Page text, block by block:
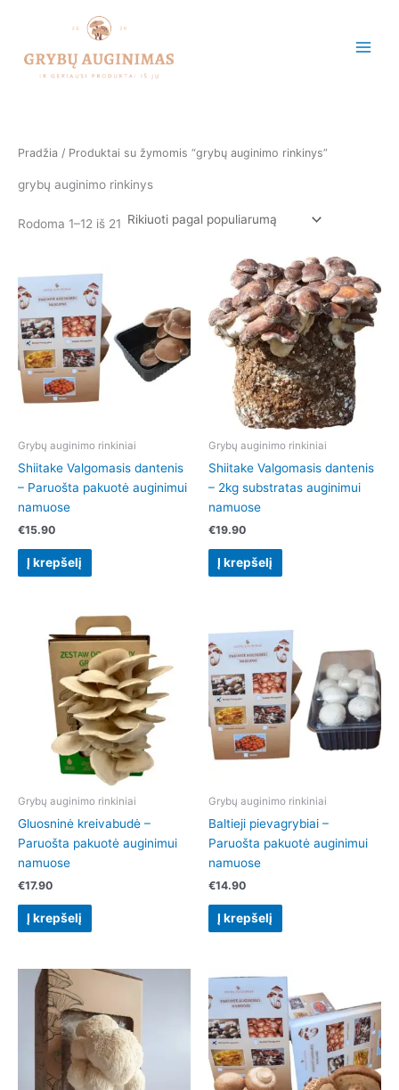
Pradžia / Produktai su žymomis “grybų auginimo rinkinys”
grybų auginimo rinkinys
Rodoma 1–12 iš 21
populiarumą
Grybų auginimo rinkiniai
Shiitake Valgomasis dantenis
– Paruošta pakuotė auginimui
namuose
€15.90
Į krepšelį
Grybų auginimo rinkiniai
Shiitake Valgomasis dantenis
– 2kg substratas auginimui
namuose
€19.90
Į krepšelį
Grybų auginimo rinkiniai
Gluosninė kreivabudė –
Paruošta pakuotė auginimui
namuose
€17.90
Į krepšelį
Grybų auginimo rinkiniai
Baltieji pievagrybiai –
Paruošta pakuotė auginimui
namuose
€14.90
Į krepšelį